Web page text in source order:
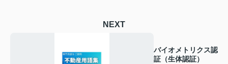
NEXT
バイオメトリクス認
証（生体認証）